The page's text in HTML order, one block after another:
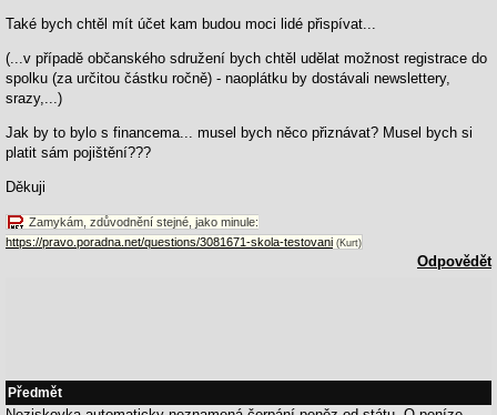
Také bych chtěl mít účet kam budou moci lidé přispívat...
(...v případě občanského sdružení bych chtěl udělat možnost registrace do
spolku (za určitou částku ročně) - naoplátku by dostávali newslettery,
srazy,...)
Jak by to bylo s financema... musel bych něco přiznávat? Musel bych si
platit sám pojištění???
Děkuji
Zamykám, zdůvodnění stejné, jako minule:
https://pravo.poradna.net/questions/3081671-skola-testovani (Kurt)
Odpovědět
Předmět